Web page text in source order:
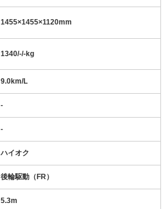
1455×1455×1120mm
1340/-/-kg
9.0km/L
-
-
ハイオク
後輪駆動（FR）
5.3m